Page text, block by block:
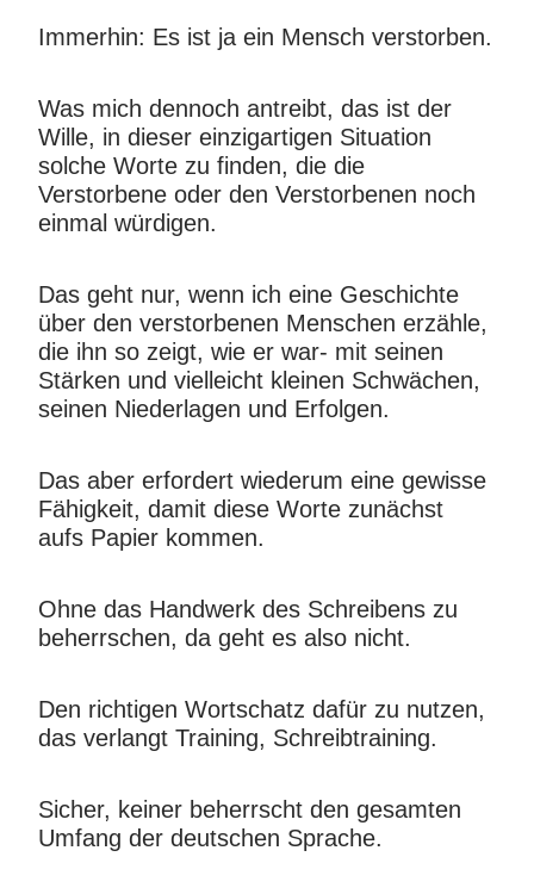
Immerhin: Es ist ja ein Mensch verstorben.
Was mich dennoch antreibt, das ist der
Wille, in dieser einzigartigen Situation
solche Worte zu finden, die die
Verstorbene oder den Verstorbenen noch
einmal würdigen.
Das geht nur, wenn ich eine Geschichte
über den verstorbenen Menschen erzähle,
die ihn so zeigt, wie er war- mit seinen
Stärken und vielleicht kleinen Schwächen,
seinen Niederlagen und Erfolgen.
Das aber erfordert wiederum eine gewisse
Fähigkeit, damit diese Worte zunächst
aufs Papier kommen.
Ohne das Handwerk des Schreibens zu
beherrschen, da geht es also nicht.
Den richtigen Wortschatz dafür zu nutzen,
das verlangt Training, Schreibtraining.
Sicher, keiner beherrscht den gesamten
Umfang der deutschen Sprache.